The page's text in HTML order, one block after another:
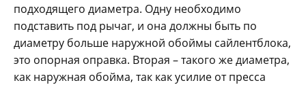
подходящего диаметра. Одну необходимо
подставить под рычаг, и она должны быть по
диаметру больше наружной обоймы сайлентблока,
это опорная оправка. Вторая – такого же диаметра,
как наружная обойма, так как усилие от пресса